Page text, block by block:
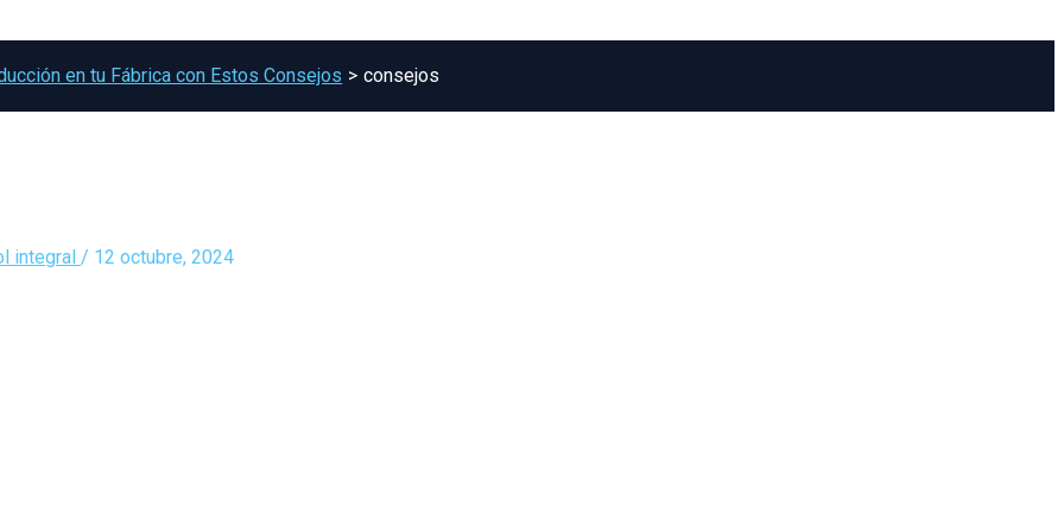
en tu Fábrica con Estos Consejos consejos
integral / 12 octubre, 2024